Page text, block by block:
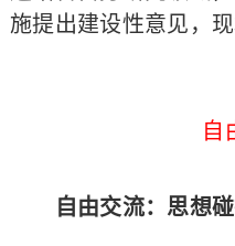
施提出建设性意见，
自
自由交流：思想